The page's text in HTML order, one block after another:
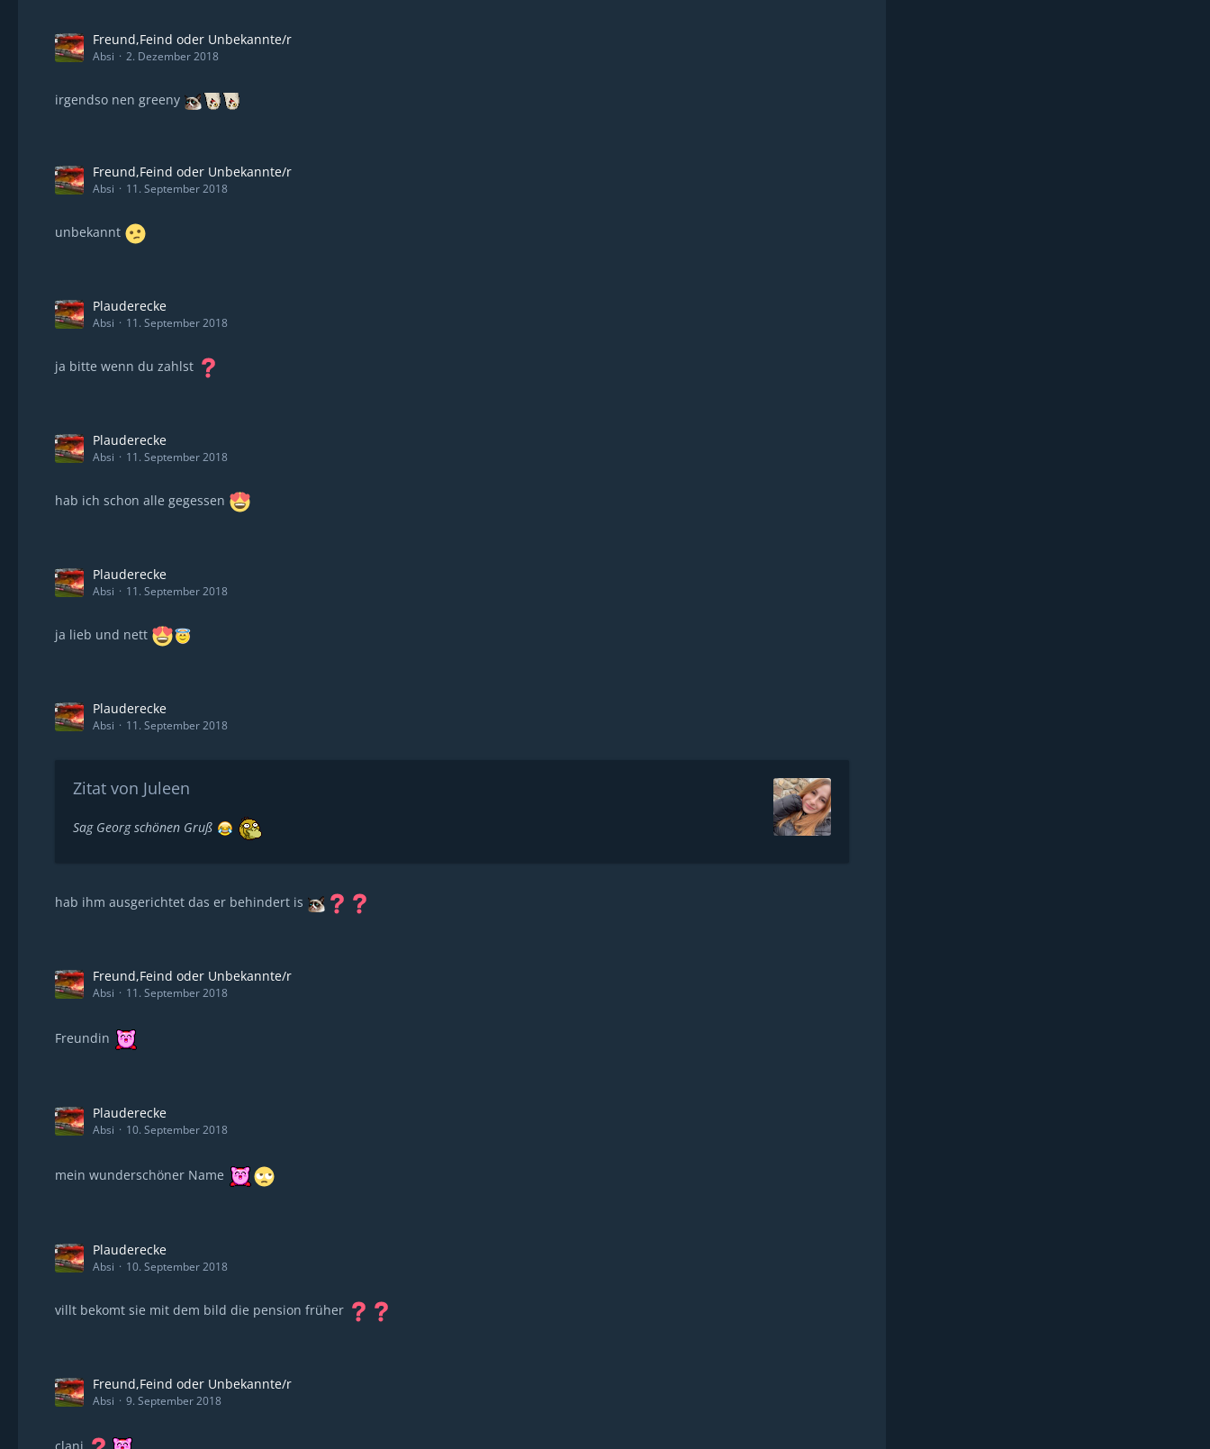
Freund,Feind oder Unbekannte/r
Absi 2. Dezember 2018
irgendso nen greeny
Freund,Feind oder Unbekannte/r
Absi 11. September 2018
unbekannt
Plauderecke
Absi 11. September 2018
ja bitte wenn du zahlst
Plauderecke
Absi 11. September 2018
hab ich schon alle gegessen
Plauderecke
Absi 11. September 2018
ja lieb und nett
Plauderecke
Absi 11. September 2018
Zitat von Juleen
Sag Georg schönen Gruß
hab ihm ausgerichtet das er behindert is
Freund,Feind oder Unbekannte/r
Absi 11. September 2018
Freundin
Plauderecke
Absi 10. September 2018
mein wunderschöner Name
Plauderecke
Absi 10. September 2018
villt bekomt sie mit dem bild die pension früher
Freund,Feind oder Unbekannte/r
Absi 9. September 2018